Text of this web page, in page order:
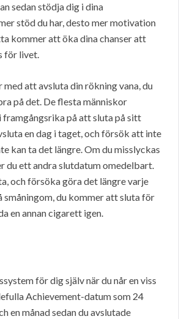
sedan stödja dig i dina
stöd du har, desto mer motivation
kommer att öka dina chanser att
för livet.
med att avsluta din rökning vana, du
på det. De flesta människor
på att sluta på sitt
en dag i taget, och försök att inte
kan ta det längre. Om du misslyckas
du ett andra slutdatum omedelbart.
och försöka göra det längre varje
småningom, du kommer att sluta för
en annan cigarett igen.
för dig själv när du når en viss
Achievement-datum som 24
en månad sedan du avslutade